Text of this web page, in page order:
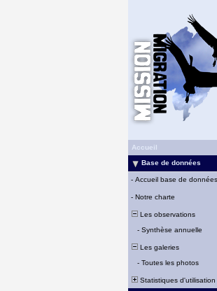
Accueil
Base de données
- Accueil base de données
- Notre charte
Les observations
- Synthèse annuelle
Les galeries
- Toutes les photos
Statistiques d'utilisation